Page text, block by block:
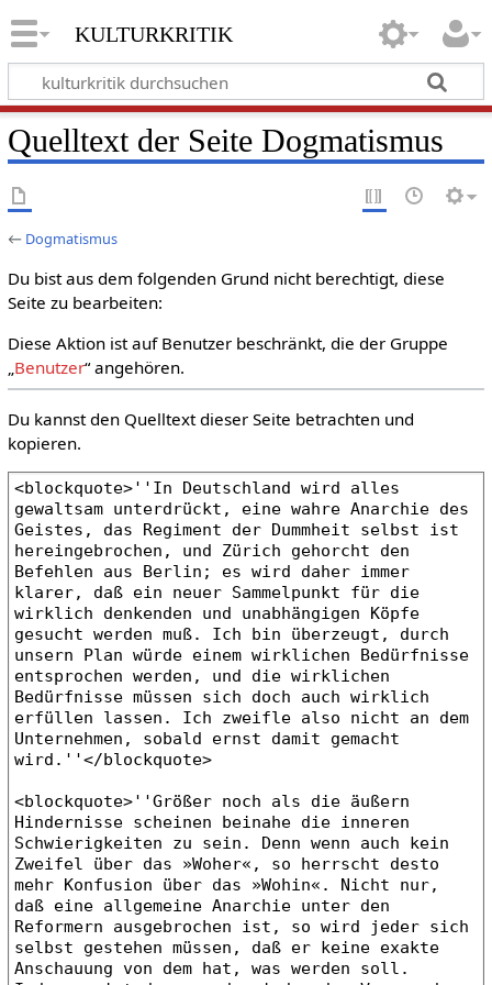
kulturkritik
Quelltext der Seite Dogmatismus
← Dogmatismus
Du bist aus dem folgenden Grund nicht berechtigt, diese
Seite zu bearbeiten:
Diese Aktion ist auf Benutzer beschränkt, die der Gruppe
„Benutzer“ angehören.
Du kannst den Quelltext dieser Seite betrachten und
kopieren.